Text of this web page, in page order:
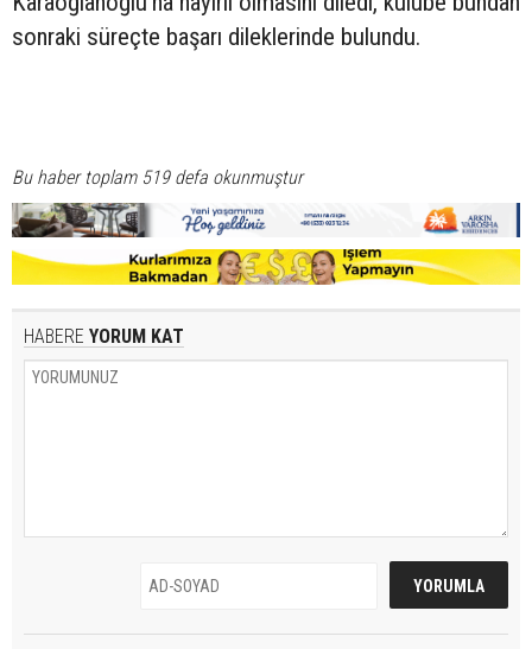
sonraki süreçte başarı dileklerinde bulundu.
Bu haber toplam 519 defa okunmuştur
HABERE YORUM KAT